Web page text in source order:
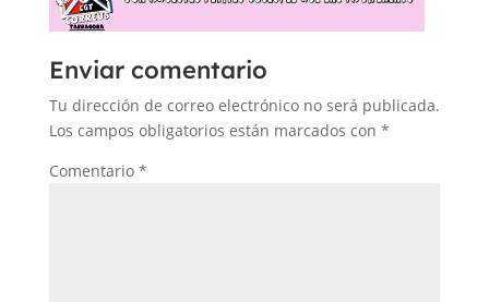
Enviar comentario
Tu dirección de correo electrónico no será publicada.
Los campos obligatorios están marcados con *
Comentario *